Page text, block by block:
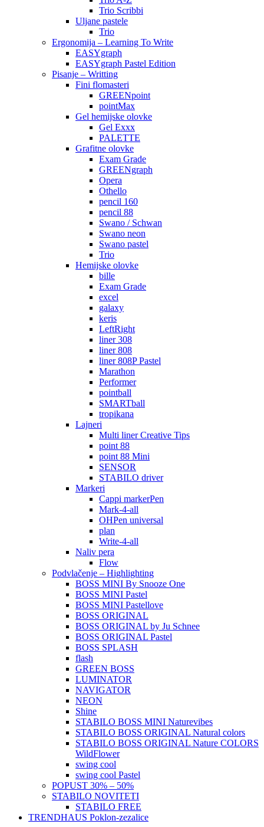
Trio Scribbi
Uljane pastele
Trio
Ergonomija – Learning To Write
EASYgraph
EASYgraph Pastel Edition
Pisanje – Writting
Fini flomasteri
GREENpoint
pointMax
Gel hemijske olovke
Gel Exxx
PALETTE
Grafitne olovke
Exam Grade
GREENgraph
Opera
Othello
pencil 160
pencil 88
Swano / Schwan
Swano neon
Swano pastel
Trio
Hemijske olovke
bille
Exam Grade
excel
galaxy
keris
LeftRight
liner 308
liner 808
liner 808P Pastel
Marathon
Performer
pointball
SMARTball
tropikana
Lajneri
Multi liner Creative Tips
point 88
point 88 Mini
SENSOR
STABILO driver
Markeri
Cappi markerPen
Mark-4-all
OHPen universal
plan
Write-4-all
Naliv pera
Flow
Podvlačenje – Highlighting
BOSS MINI By Snooze One
BOSS MINI Pastel
BOSS MINI Pastellove
BOSS ORIGINAL
BOSS ORIGINAL by Ju Schnee
BOSS ORIGINAL Pastel
BOSS SPLASH
flash
GREEN BOSS
LUMINATOR
NAVIGATOR
NEON
Shine
STABILO BOSS MINI Naturevibes
STABILO BOSS ORIGINAL Natural colors
STABILO BOSS ORIGINAL Nature COLORS
WildFlower
swing cool
swing cool Pastel
POPUST 30% – 50%
STABILO NOVITETI
STABILO FREE
TRENDHAUS Poklon-zezalice